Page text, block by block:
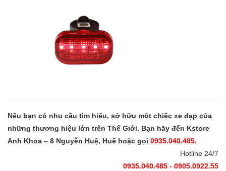
Nếu bạn có nhu cầu tìm hiểu, sở hữu một chiếc xe đạp của
những thương hiệu lớn trên Thế Giới. Bạn hãy đến Kstore
Anh Khoa – 8 Nguyễn Huệ, Huế hoặc gọi 0935.040.485.
Hotline 24/7
0935.040.485 - 0905.0922.55